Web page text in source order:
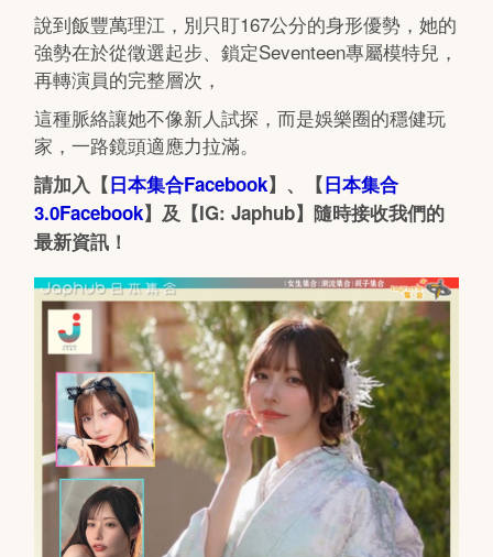
說到飯豐萬理江，別只盯167公分的身形優勢，她的
強勢在於從徵選起步、鎖定Seventeen專屬模特兒，
再轉演員的完整層次，
這種脈絡讓她不像新人試探，而是娛樂圈的穩健玩
家，一路鏡頭適應力拉滿。
請加入【日本集合Facebook】、【日本集合
3.0Facebook】及【IG: Japhub】隨時接收我們的
最新資訊！